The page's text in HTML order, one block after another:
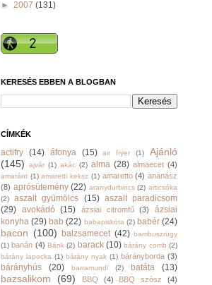
► 2007 (131)
KERESÉS EBBEN A BLOGBAN
CÍMKÉK
actifry (14) áfonya (15) air fryer (1)
Ajánló
(145)
ajvár (1) akác (2) alma (28) almaecet (4)
amaránt (1) amaretti keksz (1) amaretto (4) ananász
(8) aprósütemény (22) aranydurbincs (2) articsóka
(2)
aszalt gyümölcs (15) aszalt paradicsom
(29) avokádó (15) ázsiai citromfű (3)
ázsiai
konyha (29) bab (22) babapiskóta (2) babér (24)
bacon (100) balzsamecet (42) bambuszrügy
(1) banán (4) Bánk (2) barack (10) bárány comb (2)
bárány lapocka (1) bárány nyak (1) bárányborda (3)
bárányhús (20) barramundi (2) batáta (13)
bazsalikom (69) BBQ (4) BBQ szósz
(4)